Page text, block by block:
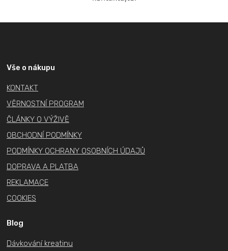
Vše o nákupu
KONTAKT
VĚRNOSTNÍ PROGRAM
ČLÁNKY O VÝŽIVĚ
OBCHODNÍ PODMÍNKY
PODMÍNKY OCHRANY OSOBNÍCH ÚDAJŮ
DOPRAVA A PLATBA
REKLAMACE
COOKIES
Blog
Dávkování kreatinu